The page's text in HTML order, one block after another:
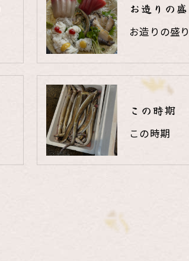
お造りの
お造りの盛
この時期
この時期